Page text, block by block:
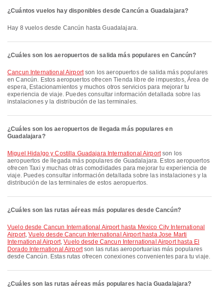
¿Cuántos vuelos hay disponibles desde Cancún a Guadalajara?
Hay 8 vuelos desde Cancún hasta Guadalajara.
¿Cuáles son los aeropuertos de salida más populares en Cancún?
Cancun International Airportson los aeropuertos de salida más populares
en Cancún. Estos aeropuertos ofrecen Tienda libre de impuestos, Área de
espera, Estacionamientos y muchos otros servicios para mejorar tu
experiencia de viaje. Puedes consultar información detallada sobre las
instalaciones y la distribución de las terminales.
¿Cuáles son los aeropuertos de llegada más populares en
Guadalajara?
Miguel Hidalgo y Costilla Guadajara International Airportson los
aeropuertos de llegada más populares de Guadalajara. Estos aeropuertos
ofrecen Taxi y muchas otras comodidades para mejorar tu experiencia de
viaje. Puedes consultar información detallada sobre las instalaciones y la
distribución de las terminales de estos aeropuertos.
¿Cuáles son las rutas aéreas más populares desde Cancún?
Vuelo desde Cancun International Airport hasta Mexico City International
Airport,Vuelo desde Cancun International Airport hasta Jose Marti
International Airport,Vuelo desde Cancun International Airport hasta El
Dorado International Airportson las rutas aeroportuarias más populares
desde Cancún. Estas rutas ofrecen conexiones convenientes para tu viaje.
¿Cuáles son las rutas aéreas más populares hacia Guadalajara?